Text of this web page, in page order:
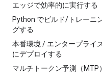
エッジで効率的に実行する
Python でビルド/ トレーニ
グする
本番環境 / エンタープライ
にデプロイする
マルチトークン予測（MTP）